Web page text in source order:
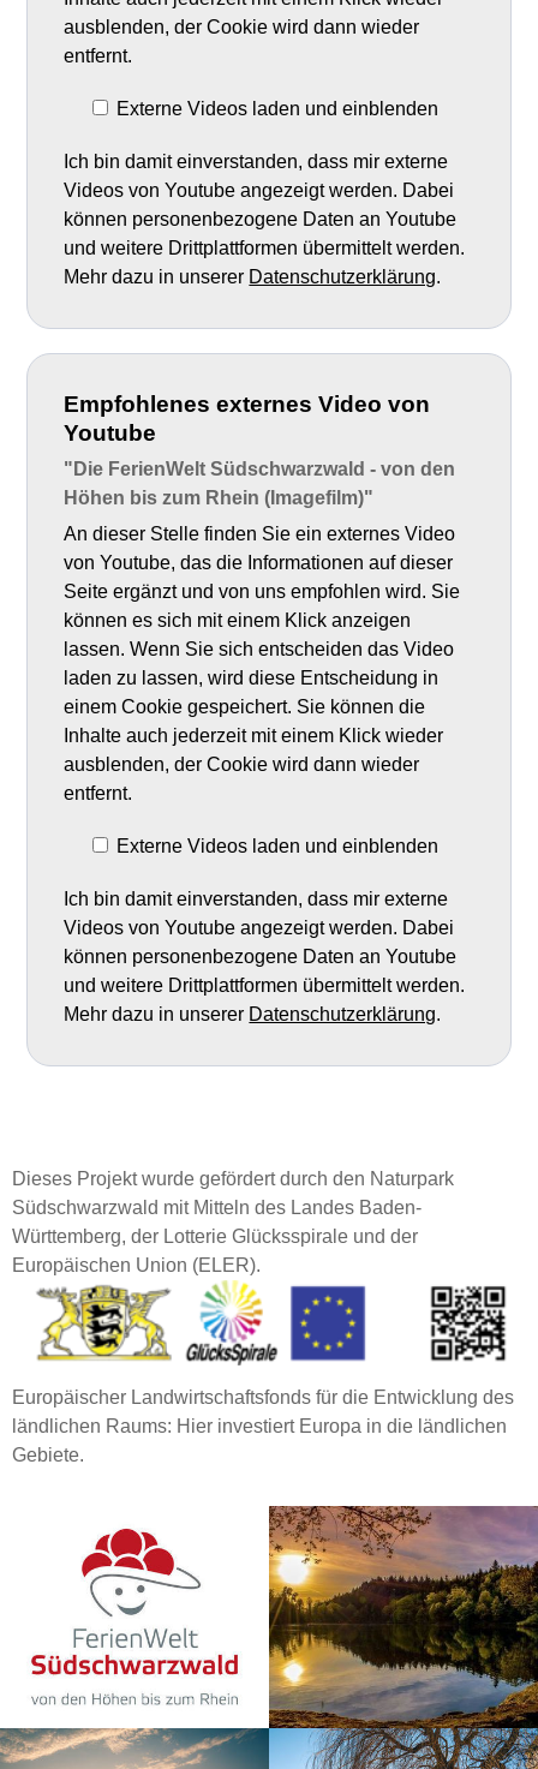
ausblenden, der Cookie wird dann wieder
entfernt.
Externe Videos laden und einblenden
Ich bin damit einverstanden, dass mir externe
Videos von Youtube angezeigt werden. Dabei
können personenbezogene Daten an Youtube
und weitere Drittplattformen übermittelt werden.
Mehr dazu in unserer Datenschutzerklärung.
Empfohlenes externes Video von
Youtube
"Die FerienWelt Südschwarzwald - von den
Höhen bis zum Rhein (Imagefilm)"
An dieser Stelle finden Sie ein externes Video
von Youtube, das die Informationen auf dieser
Seite ergänzt und von uns empfohlen wird. Sie
können es sich mit einem Klick anzeigen
lassen. Wenn Sie sich entscheiden das Video
laden zu lassen, wird diese Entscheidung in
einem Cookie gespeichert. Sie können die
Inhalte auch jederzeit mit einem Klick wieder
ausblenden, der Cookie wird dann wieder
entfernt.
Externe Videos laden und einblenden
Ich bin damit einverstanden, dass mir externe
Videos von Youtube angezeigt werden. Dabei
können personenbezogene Daten an Youtube
und weitere Drittplattformen übermittelt werden.
Mehr dazu in unserer Datenschutzerklärung.
Dieses Projekt wurde gefördert durch den Naturpark
Südschwarzwald mit Mitteln des Landes Baden-
Württemberg, der Lotterie Glücksspirale und der
Europäischen Union (ELER).
Europäischer Landwirtschaftsfonds für die Entwicklung des
ländlichen Raums: Hier investiert Europa in die ländlichen
Gebiete.